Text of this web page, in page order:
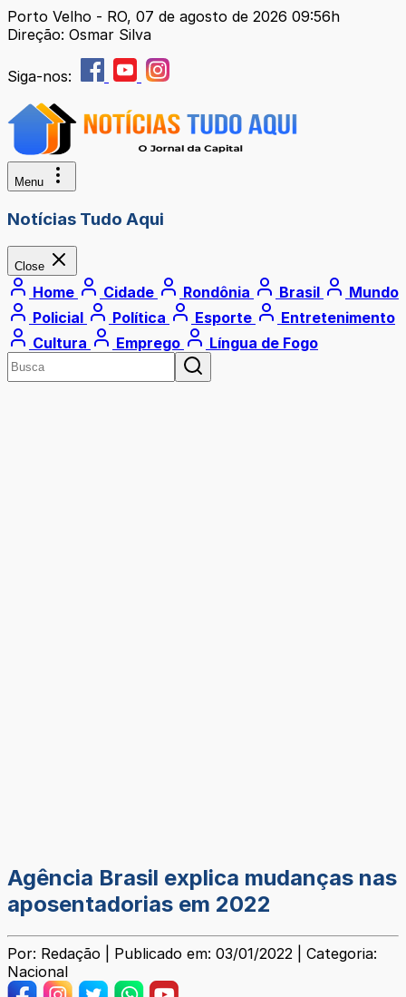
Porto Velho - RO, 07 de agosto de 2026 09:56h
Direção: Osmar Silva
Siga-nos:
Menu
Notícias Tudo Aqui
Close
Home Cidade Rondônia Brasil
Mundo
Policial
Política Esporte
Entretenimento
Cultura
Emprego Língua de Fogo
Agência Brasil explica mudanças nas
aposentadorias em 2022
Por: Redação | Publicado em: 03/01/2022 | Categoria:
Nacional